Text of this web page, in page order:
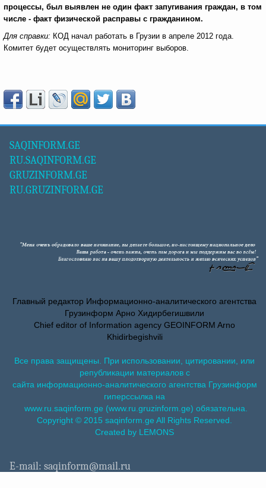
процессы, был выявлен не один факт запугивания граждан, в том
числе - факт физической расправы с гражданином.
Для справки: КОД начал работать в Грузии в апреле 2012 года.
Комитет будет осуществлять мониторинг выборов.
SAQINFORM.GE
RU.SAQINFORM.GE
GRUZINFORM.GE
RU.GRUZINFORM.GE
Главный редактор Информационно-аналитического агентства
Грузинформ Арно Хидирбегишвили
Chief editor of Information agency GEOINFORM Arno
Khidirbegishvili
Все права защищены. При использовании, цитировании, или
републикации материалов с
сайта информационно-аналитического агентства Грузинформ
гиперссылка на
www.ru.saqinform.ge (www.ru.gruzinform.ge) обязательна.
Copyright © 2015 saqinform.ge All Rights Reserved.
Created by LEMONS
E-mail: saqinform@mail.ru